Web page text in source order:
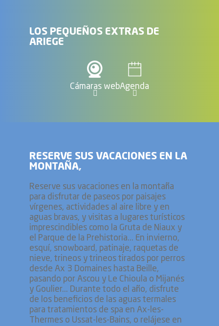
LOS PEQUEÑOS EXTRAS DE
ARIEGE
Cámaras webAgenda
RESERVE SUS VACACIONES EN LA
MONTAÑA,
Reserve sus vacaciones en la montaña
para disfrutar de paseos por paisajes
vírgenes, actividades al aire libre y en
aguas bravas, y visitas a lugares turísticos
imprescindibles como la Gruta de Niaux y
el Parque de la Prehistoria... En invierno,
esquí, snowboard, patinaje, raquetas de
nieve, trineos y trineos tirados por perros
desde Ax 3 Domaines hasta Beille,
pasando por Ascou y Le Chioula o Mijanés
y Goulier... Durante todo el año, disfrute
de los beneficios de las aguas termales
para tratamientos de spa en Ax-les-
Thermes o Ussat-les-Bains, o relájese en